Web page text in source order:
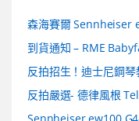
森海賽爾 Sennheiser
到貨通知 – RME
反拍招生！迪士尼鋼琴
反拍嚴選- 德律風根